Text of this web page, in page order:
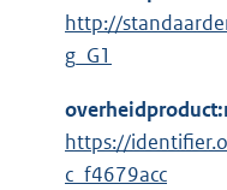
http://
g_G1
https://
c_f4679acc